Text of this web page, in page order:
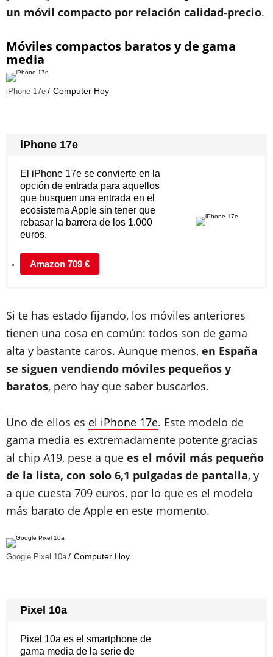
un móvil compacto por relación calidad-precio.
Móviles compactos baratos y de gama
media
iPhone 17e Computer Hoy
iPhone 17e
Amazon 709 €
El iPhone 17e se convierte en la
opción de entrada para aquellos
que busquen una entrada en el
ecosistema Apple sin tener que
rebasar la barrera de los 1.000
euros.
Si te has estado fijando, los móviles anteriores
tienen una cosa en común: todos son de gama
alta y bastante caros. Aunque menos, en España
se siguen vendiendo móviles pequeños y
baratos, pero hay que saber buscarlos.
Uno de ellos es el iPhone 17e. Este modelo de
gama media es extremadamente potente gracias
al chip A19, pese a que es el móvil más pequeño
de la lista, con solo 6,1 pulgadas de pantalla, y
a que cuesta 709 euros, por lo que es el modelo
más barato de Apple en este momento.
Google Pixel 10a Computer Hoy
Pixel 10a
Pixel 10a es el smartphone de
gama media de la serie de